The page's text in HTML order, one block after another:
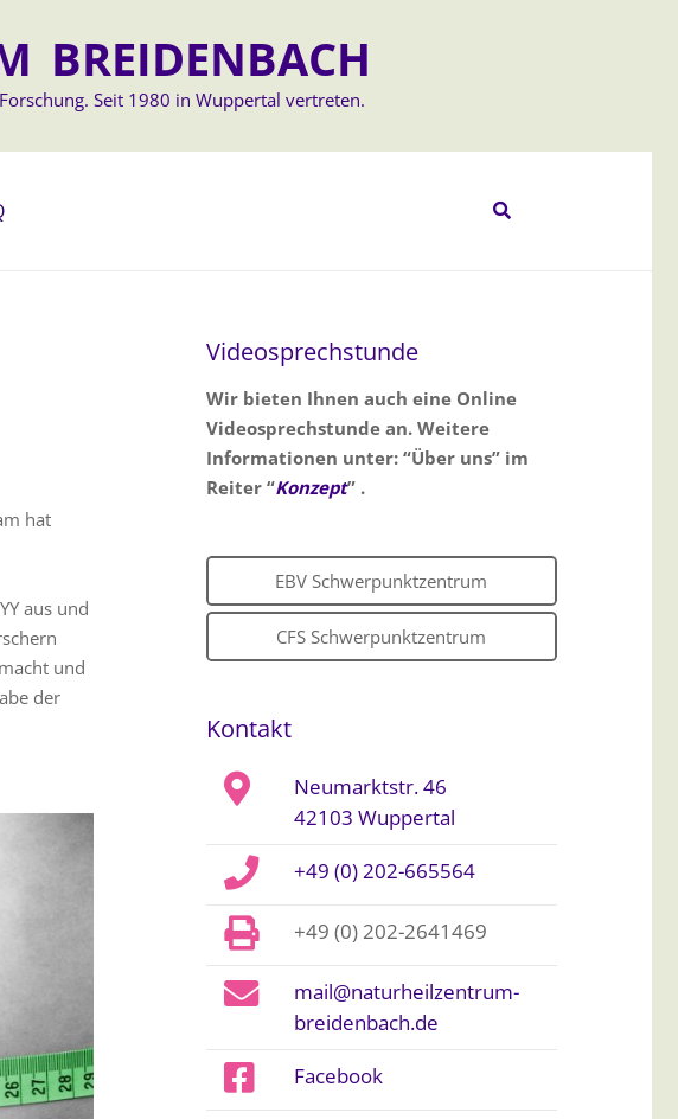
BREIDENBACH
Seit 1980 in Wuppertal vertreten.
hat
aus und
und
der
Videosprechstunde
Wir bieten Ihnen auch eine Online
Videosprechstunde an. Weitere
Informationen unter: “Über uns” im
Reiter “Konzept” .
EBV Schwerpunktzentrum
CFS Schwerpunktzentrum
Kontakt
Neumarktstr. 46
42103 Wuppertal
+49 (0) 202-665564
+49 (0) 202-2641469
mail@naturheilzentrum-
breidenbach.de
Facebook